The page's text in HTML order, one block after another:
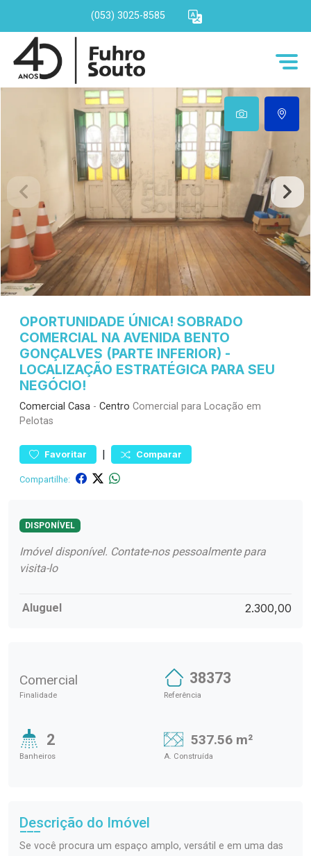
(053) 3025-8585
OPORTUNIDADE ÚNICA! SOBRADO
COMERCIAL NA AVENIDA BENTO
GONÇALVES (PARTE INFERIOR) -
LOCALIZAÇÃO ESTRATÉGICA PARA SEU
NEGÓCIO!
Comercial Casa - Centro Comercial para Locação em
Pelotas
Favoritar | Comparar
Compartilhe:
DISPONÍVEL
Imóvel disponível. Contate-nos pessoalmente para
visita-lo
Aluguel 2.300,00
Comercial
Finalidade
38373
Referência
2
Banheiros
537.56 m²
A. Construída
Descrição do Imóvel
Se você procura um espaço amplo, versátil e em uma das